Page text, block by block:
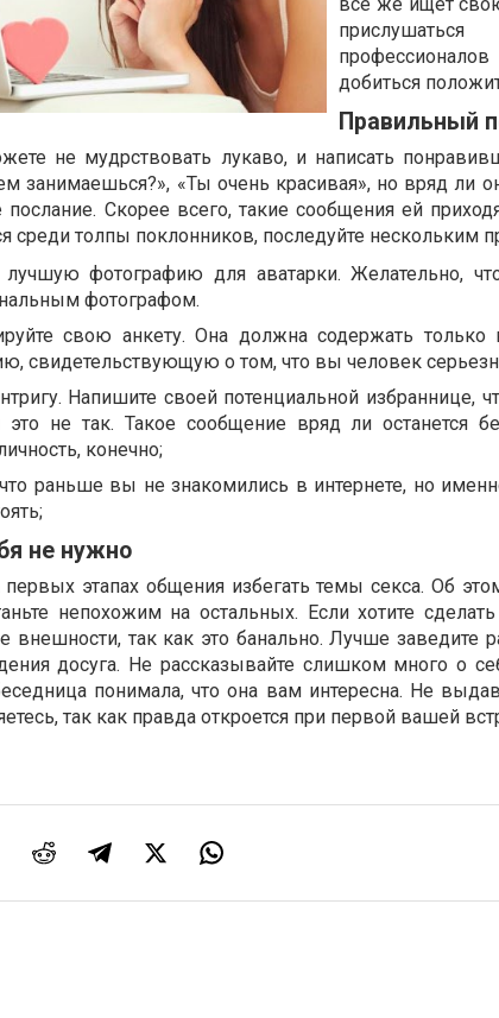
добиться
Правильный
не мудрствовать лукаво, и написать
занимаешься?», «Ты очень красивая», но вряд ли
Скорее всего, такие сообщения ей
среди толпы поклонников, последуйте нескольким
лучшую фотографию для аватарки. Желательно,
фотографом.
свою анкету. Она должна содержать
свидетельствующую о том, что вы человек
Напишите своей потенциальной избраннице,
не так. Такое сообщение вряд ли останется
конечно;
раньше вы не знакомились в интернете, но
не нужно
этапах общения избегать темы секса. Об
непохожим на остальных. Если хотите
внешности, так как это банально. Лучше заведите
досуга. Не рассказывайте слишком много о
понимала, что она вам интересна. Не
так как правда откроется при первой вашей